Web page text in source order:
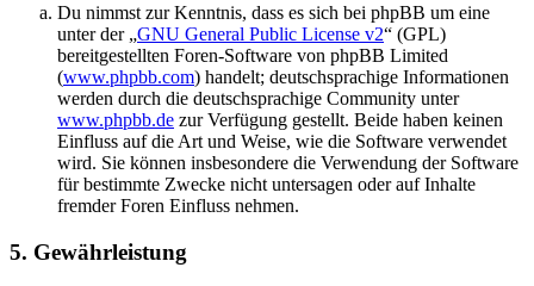
Du nimmst zur Kenntnis, dass es sich bei phpBB um eine
unter der „GNU General Public License v2“ (GPL)
bereitgestellten Foren-Software von phpBB Limited
(www.phpbb.com) handelt; deutschsprachige Informationen
werden durch die deutschsprachige Community unter
www.phpbb.de zur Verfügung gestellt. Beide haben keinen
Einfluss auf die Art und Weise, wie die Software verwendet
wird. Sie können insbesondere die Verwendung der Software
für bestimmte Zwecke nicht untersagen oder auf Inhalte
fremder Foren Einfluss nehmen.
5. Gewährleistung